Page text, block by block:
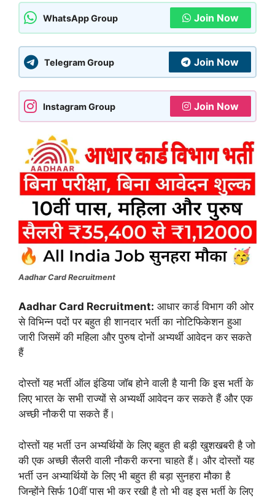
WhatsApp Group Join Now
Telegram Group Join Now
Instagram Group Join Now
Aadhar Card Recruitment
Aadhar Card Recruitment: आधार कार्ड विभाग की ओर
से विभिन्न पदों पर बहुत ही शानदार भर्ती का नोटिफिकेशन हुआ
जारी जिसमें की महिला और पुरुष दोनों अभ्यर्थी आवेदन कर सकते
हैं
दोस्तों यह भर्ती ऑल इंडिया जॉब होने वाली है यानी कि इस भर्ती के
लिए भारत के सभी राज्यों से अभ्यर्थी आवेदन कर सकते हैं और एक
अच्छी नौकरी पा सकते हैं।
दोस्तों यह भर्ती उन अभ्यर्थियों के लिए बहुत ही बड़ी खुशखबरी है जो
की एक अच्छी सैलरी वाली नौकरी करना चाहते हैं। और दोस्तों यह
भर्ती उन अभ्यार्थियों के लिए भी बहुत ही बड़ा सुनहरा मौका है
जिन्होंने सिर्फ 10वीं पास भी कर रखी है तो भी वह इस भर्ती के लिए